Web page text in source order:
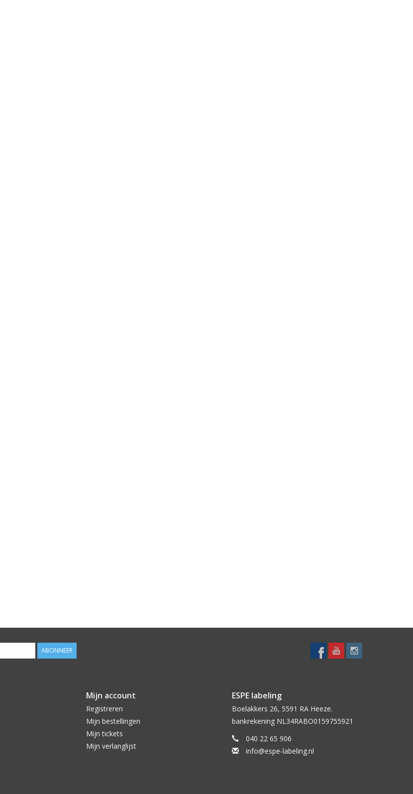
ABONNEER
Mijn account
Registreren
Mijn bestellingen
Mijn tickets
Mijn verlanglijst
ESPE labeling
Boelakkers 26, 5591 RA Heeze.
bankrekening NL34RABO0159755921
040 22 65 906
info@espe-labeling.nl